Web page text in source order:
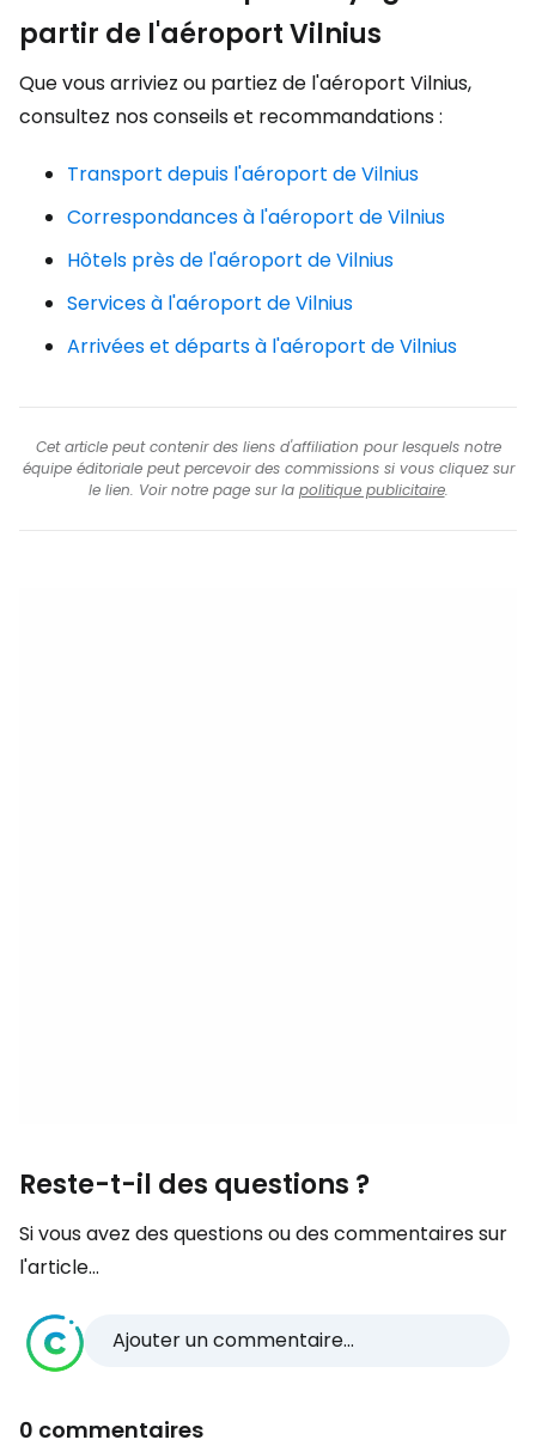
partir de l'aéroport Vilnius
Que vous arriviez ou partiez de l'aéroport Vilnius,
consultez nos conseils et recommandations :
Transport depuis l'aéroport de Vilnius
Correspondances à l'aéroport de Vilnius
Hôtels près de l'aéroport de Vilnius
Services à l'aéroport de Vilnius
Arrivées et départs à l'aéroport de Vilnius
Cet article peut contenir des liens d'affiliation pour lesquels notre
équipe éditoriale peut percevoir des commissions si vous cliquez sur
le lien. Voir notre page sur la politique publicitaire.
Reste-t-il des questions ?
Si vous avez des questions ou des commentaires sur
l'article...
Ajouter un commentaire...
0 commentaires